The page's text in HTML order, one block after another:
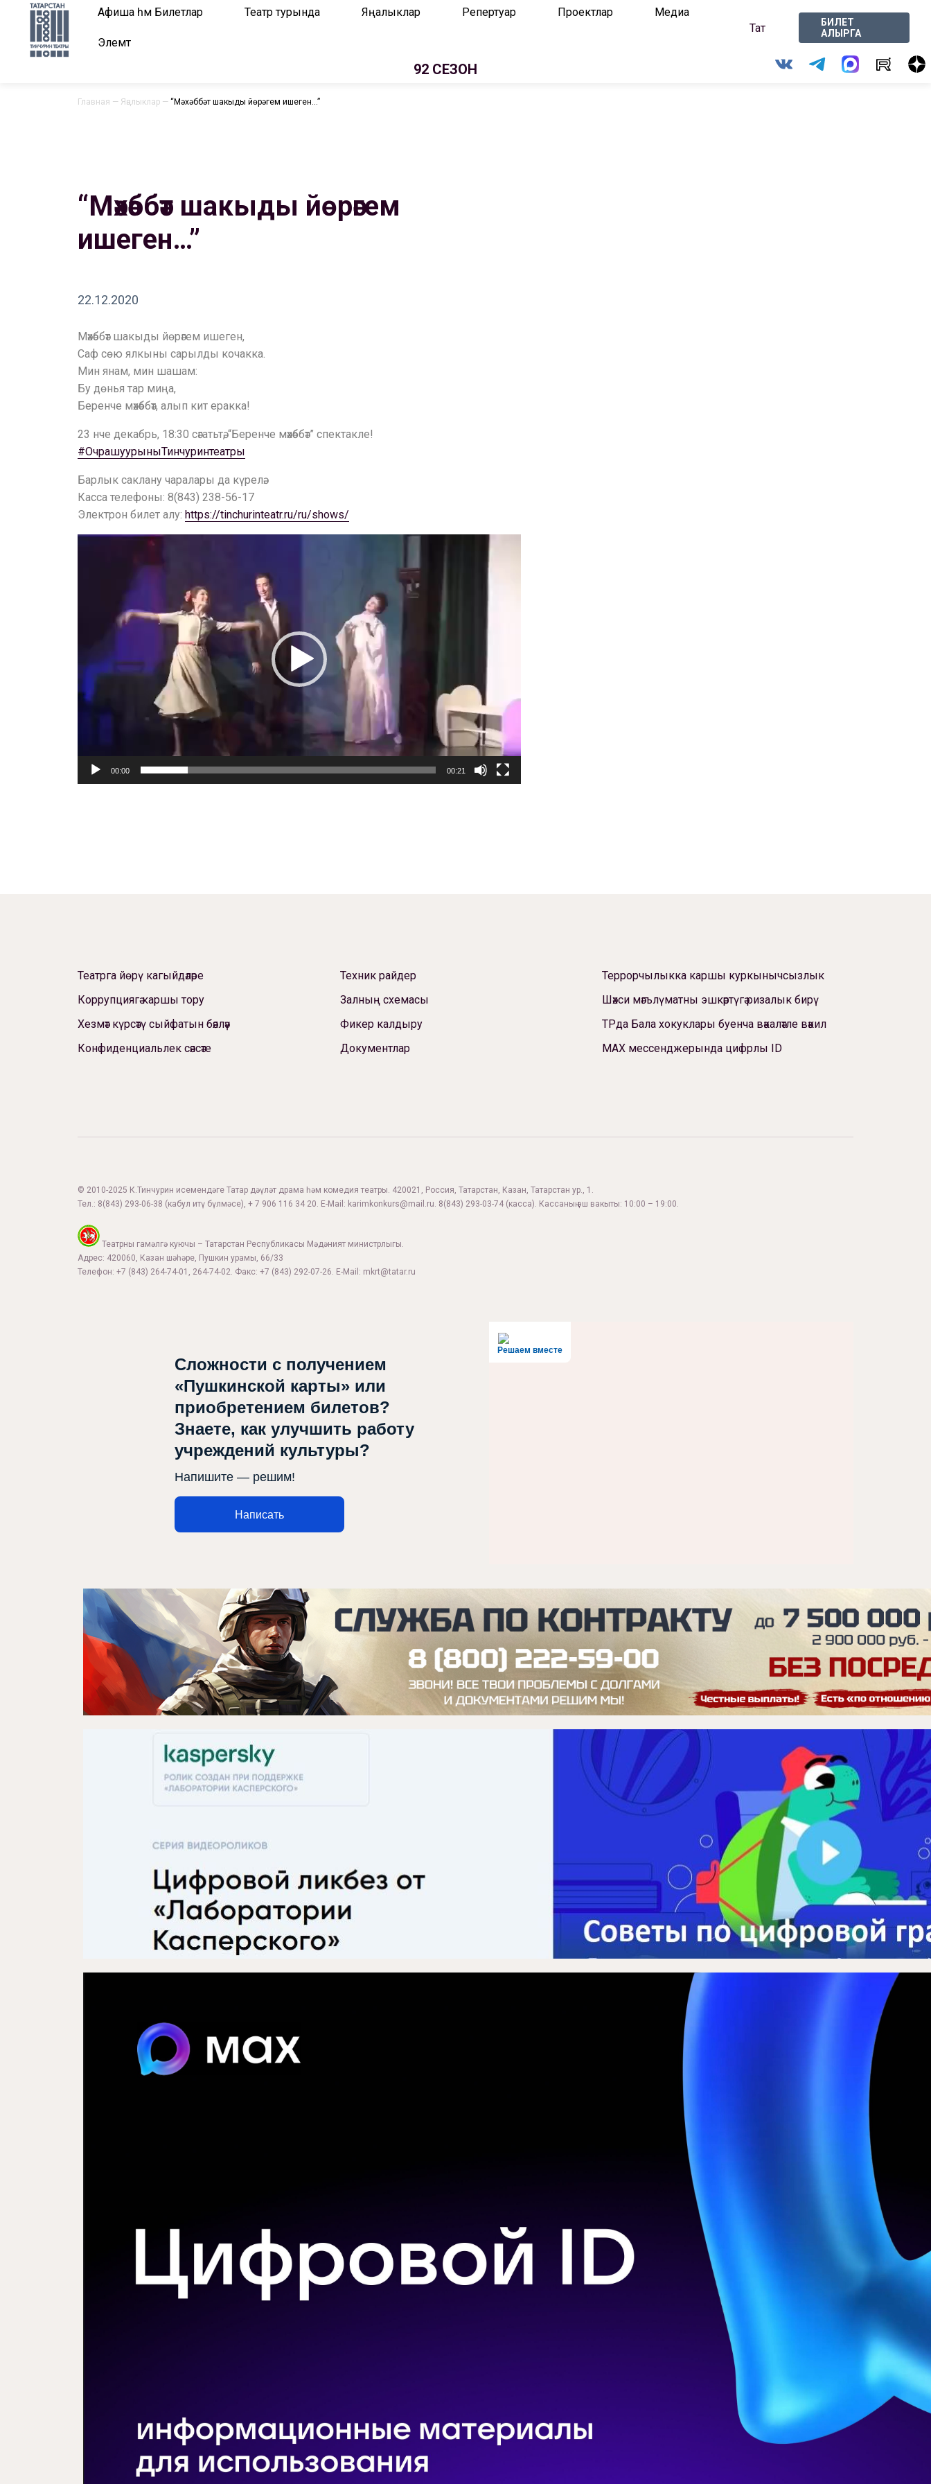
Афиша һәм Билетлар Театр турында Яңалыклар Репертуар Проектлар Медиа
Элемтә
Тат
БИЛЕТ
АЛЫРГА
92 СЕЗОН
Театр турында
Главная — Яңалыклар — “Мәхәббәт шакыды йөрәгем ишеген…”
“Мәхәббәт шакыды йөрәгем
ишеген…”
22.12.2020
Мәхәббәтшакыды йөрәгем ишеген,
Саф сөю ялкыны сарылды кочакка.
Мин янам, мин шашам:
Бу дөнья тар миңа,
Беренче мәхәббәт, алып кит еракка!
23 нче декабрь, 18:30 сәгатьтә, “Беренче мәхәббәт” спектакле!
#ОчрашуурыныТинчуринтеатры
Барлык саклану чаралары да күрелә.
Касса телефоны: 8(843) 238-56-17
Электрон билет алу: https://tinchurinteatr.ru/ru/shows/
Видео уйнаткыч
00:00 00:21
Театрга йөрү кагыйдәләре
Коррупциягә каршы тору
Хезмәт күрсәтү сыйфатын бәяләү
Конфиденциальлек сәясәте
Техник райдер
Залның схемасы
Фикер калдыру
Документлар
Террорчылыкка каршы куркынычсызлык
Шәхси мәгълүматны эшкәртүгә ризалык бирү
ТРда Бала хокуклары буенча вәкаләтле вәкил
МАХ мессенджерында цифрлы ID
© 2010-2025 К.Тинчурин исемендәге Татар дәүләт драма һәм комедия театры. 420021, Россия, Татарстан, Казан, Татарстан ур., 1.
Тел.: 8(843) 293-06-38 (кабул итү бүлмәсе), + 7 906 116 34 20. E-Mail: karimkonkurs@mail.ru. 8(843) 293-03-74 (касса). Кассаның эш вакыты: 10:00 – 19:00.
Театрны гамәлгә куючы – Татарстан Республикасы Мәдәният министрлыгы.
Адрес: 420060, Казан шәһәре, Пушкин урамы, 66/33
Телефон: +7 (843) 264-74-01, 264-74-02. Факс: +7 (843) 292-07-26. E-Mail: mkrt@tatar.ru
Решаем вместе
Сложности с получением
«Пушкинской карты» или
приобретением билетов?
Знаете, как улучшить работу
учреждений культуры?
Напишите — решим!
Написать